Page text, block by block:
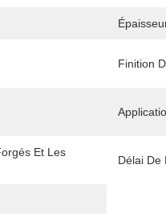
Finition
Et Les
Délai De